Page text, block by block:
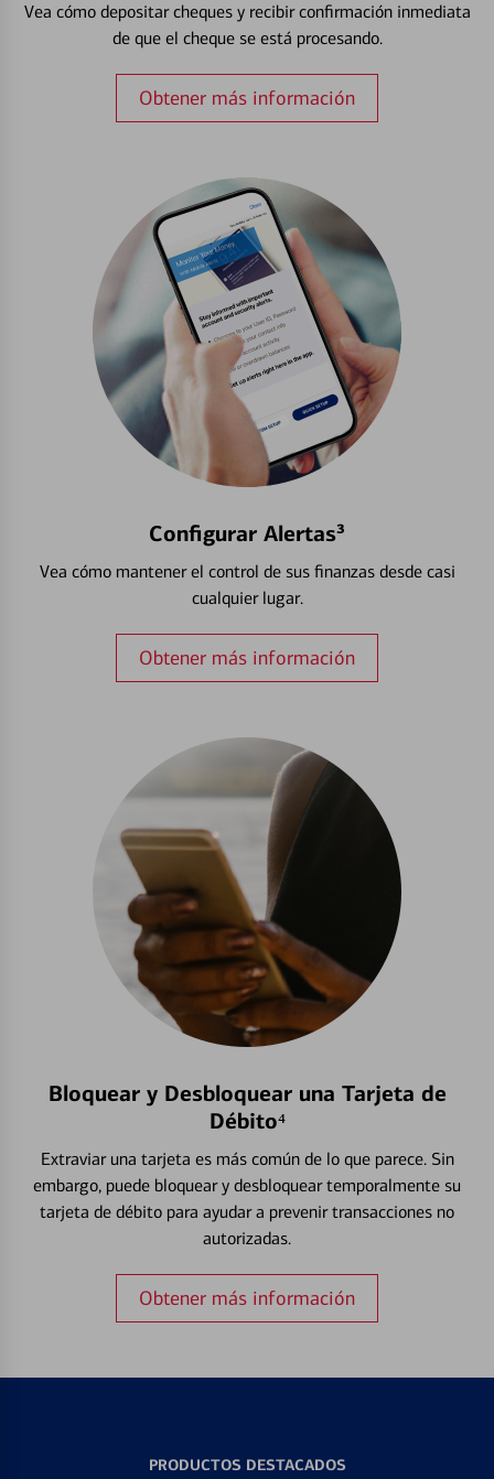
Vea cómo depositar cheques y recibir confirmación inmediata
de que el cheque se está procesando.
Obtener más información
Configurar Alertas³
Vea cómo mantener el control de sus finanzas desde casi
cualquier lugar.
Obtener más información
Bloquear y Desbloquear una Tarjeta de
Débito⁴
Extraviar una tarjeta es más común de lo que parece. Sin
embargo, puede bloquear y desbloquear temporalmente su
tarjeta de débito para ayudar a prevenir transacciones no
autorizadas.
Obtener más información
PRODUCTOS DESTACADOS